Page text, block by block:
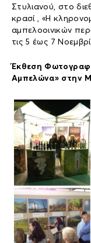
Στυλιανού, στο
κρασί , «Η
αμπελοοινικών
τις 5 έως 7
Έκθεση
Αμπελώνα» στην